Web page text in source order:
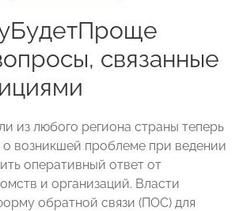
связанные
из любого региона страны теперь
возникшей проблеме при ведении
оперативный ответ от
и организаций. Власти
обратной связи (ПОС) для